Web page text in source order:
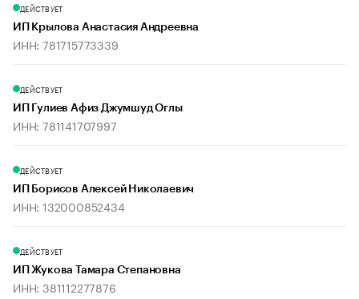
ДЕЙСТВУЕТ
ИП Крылова Анастасия Андреевна
ИНН: 781715773339
ДЕЙСТВУЕТ
ИП Гулиев Афиз Джумшуд Оглы
ИНН: 781141707997
ДЕЙСТВУЕТ
ИП Борисов Алексей Николаевич
ИНН: 132000852434
ДЕЙСТВУЕТ
ИП Жукова Тамара Степановна
ИНН: 381112277876